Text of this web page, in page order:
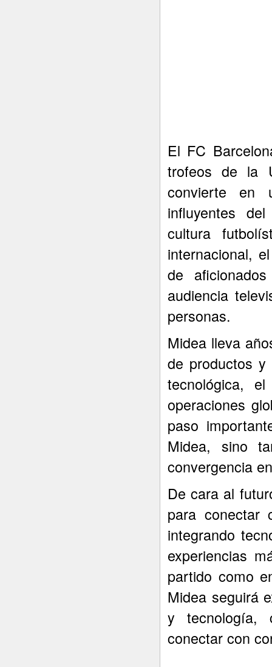
El FC
trofeos de la
convierte en
influyentes
cultura
internacional,
de
audiencia
personas.
Midea lleva
de productos y
tecnológica,
operaciones
paso
Midea, sino
convergencia
De cara al
para conectar
integrando
experiencias
partido como
Midea seguirá
y tecnología,
conectar con